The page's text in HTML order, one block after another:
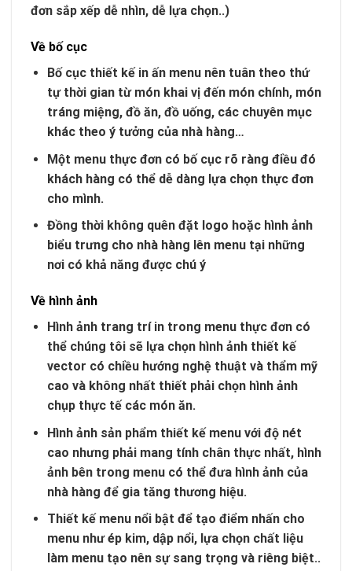
đơn sắp xếp dễ nhìn, dễ lựa chọn..)
Về bố cục
Bố cục thiết kế in ấn menu nên tuân theo thứ
tự thời gian từ món khai vị đến món chính, món
tráng miệng, đồ ăn, đồ uống, các chuyên mục
khác theo ý tưởng của nhà hàng…
Một menu thực đơn có bố cục rõ ràng điều đó
khách hàng có thể dễ dàng lựa chọn thực đơn
cho mình.
Đồng thời không quên đặt logo hoặc hình ảnh
biểu trưng cho nhà hàng lên menu tại những
nơi có khả năng được chú ý
Về hình ảnh
Hình ảnh trang trí in trong menu thực đơn có
thể chúng tôi sẽ lựa chọn hình ảnh thiết kế
vector có chiều hướng nghệ thuật và thẩm mỹ
cao và không nhất thiết phải chọn hình ảnh
chụp thực tế các món ăn.
Hình ảnh sản phẩm thiết kế menu với độ nét
cao nhưng phải mang tính chân thực nhất, hình
ảnh bên trong menu có thể đưa hình ảnh của
nhà hàng để gia tăng thương hiệu.
Thiết kế menu nổi bật để tạo điểm nhấn cho
menu như ép kim, dập nổi, lựa chọn chất liệu
làm menu tạo nên sự sang trọng và riêng biệt..